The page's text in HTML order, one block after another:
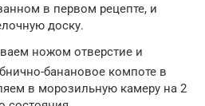
в первом рецепте, и
доску.
ножом отверстие и
банановое компоте в
в морозильную камеру на 2